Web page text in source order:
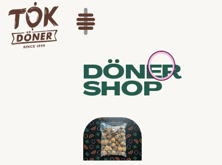
DÖNER
SHOP